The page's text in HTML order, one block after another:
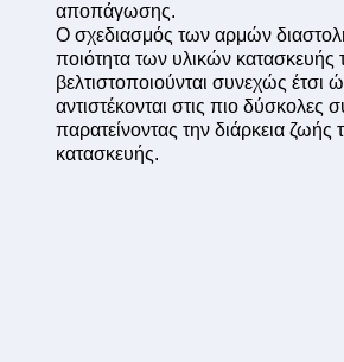
αποπάγωσης.
Ο σχεδιασμός των αρμών
ποιότητα των υλικών κατασκευής
βελτιστοποιούνται συνεχώς έτσι
αντιστέκονται στις πιο δύσκολες
παρατείνοντας την διάρκεια ζωής
κατασκευής.